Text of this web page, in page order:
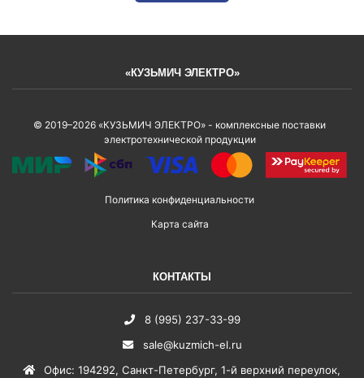
«КУЗЬМИЧ ЭЛЕКТРО»
© 2019–2026 «КУЗЬМИЧ ЭЛЕКТРО» - комплексные поставки
электротехнической продукции
Политика конфиденциальности
Карта сайта
КОНТАКТЫ
8 (995) 237-33-99
sale@kuzmich-el.ru
Офис: 194292, Санкт-Петербург, 1-й верхний переулок,